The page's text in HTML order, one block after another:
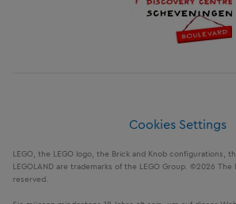
LEGO, the LEGO logo, the Brick and Knob configurations,
LEGOLAND are trademarks of the LEGO Group. ©2026 The
reserved.
Cookies Settings